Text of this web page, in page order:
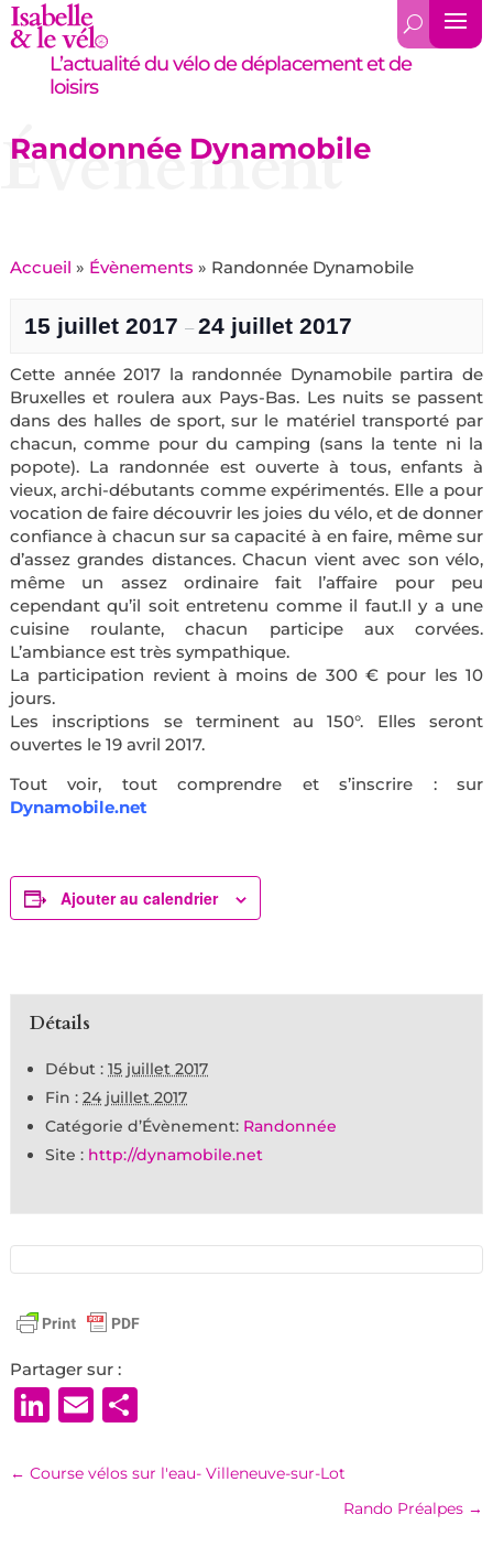
L’actualité du vélo de déplacement et de
loisirs
Randonnée Dynamobile
Évènement
Accueil » Évènements » Randonnée Dynamobile
15 juillet 2017 – 24 juillet 2017
Cette année 2017 la randonnée Dynamobile partira de
Bruxelles et roulera aux Pays-Bas. Les nuits se passent
dans des halles de sport, sur le matériel transporté par
chacun, comme pour du camping (sans la tente ni la
popote). La randonnée est ouverte à tous, enfants à
vieux, archi-débutants comme expérimentés. Elle a pour
vocation de faire découvrir les joies du vélo, et de donner
confiance à chacun sur sa capacité à en faire, même sur
d’assez grandes distances. Chacun vient avec son vélo,
même un assez ordinaire fait l’affaire pour peu
cependant qu’il soit entretenu comme il faut.Il y a une
cuisine roulante, chacun participe aux corvées.
L’ambiance est très sympathique.
La participation revient à moins de 300 € pour les 10
jours.
Les inscriptions se terminent au 150°. Elles seront
ouvertes le 19 avril 2017.
Tout voir, tout comprendre et s’inscrire : sur
Dynamobile.net
Ajouter au calendrier
Détails
Début : 15 juillet 2017
Fin : 24 juillet 2017
Catégorie d’Évènement: Randonnée
Site : http://dynamobile.net
Partager sur :
LinkedIn
EmailPartager
← Course vélos sur l'eau- Villeneuve-sur-Lot
Rando Préalpes →